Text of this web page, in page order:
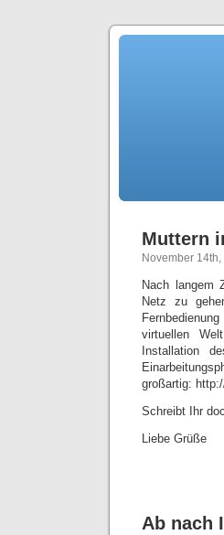
Muttern
November 14th,
Nach langem
Netz zu
virtuellen
Installation
großartig:
Schreibt Ihr
Liebe Grüße
Ab nach